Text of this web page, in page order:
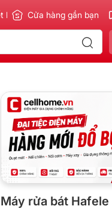
Sản phẩm Chính hãng
Cửa hàng gần bạn
Máy rửa bát